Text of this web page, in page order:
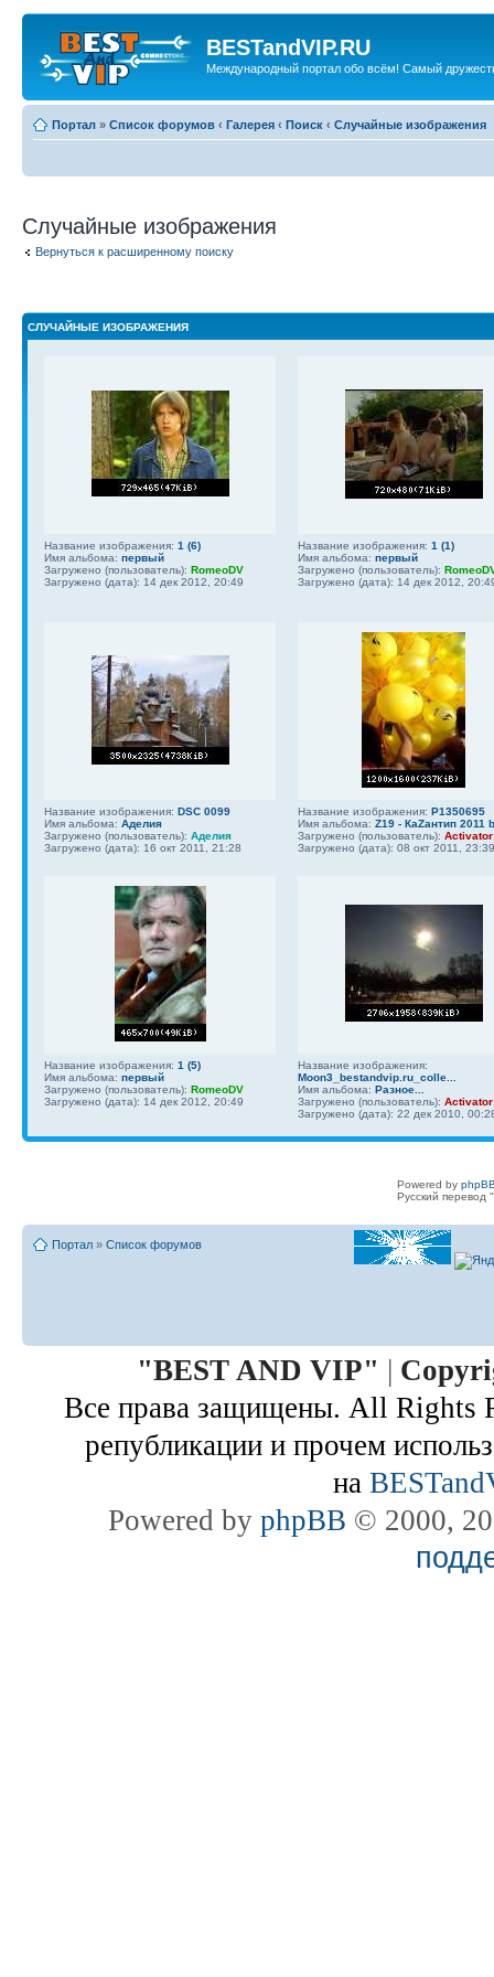
BESTandVIP.RU
Международный портал обо всём! Самый
Портал » Список форумов ‹ Галерея ‹ Поиск ‹ Случайные изображения
Случайные изображения
Вернуться к расширенному поиску
СЛУЧАЙНЫЕ ИЗОБРАЖЕНИЯ
Название изображения: 1 (6)
Имя альбома: первый
Загружено (пользователь): RomeoDV
Загружено (дата): 14 дек 2012, 20:49
Название изображения: 1 (1)
Имя альбома: первый
Загружено (пользователь):
Загружено (дата): 14 дек 2012,
Название изображения: DSC 0099
Имя альбома: Аделия
Загружено (пользователь): Аделия
Загружено (дата): 16 окт 2011, 21:28
Название изображения: P1350695
Имя альбома: Z19 - КаZантип 2011
Загружено (пользователь): Activator
Загружено (дата): 08 окт 2011, 23:39
Название изображения: 1 (5)
Имя альбома: первый
Загружено (пользователь): RomeoDV
Загружено (дата): 14 дек 2012, 20:49
Название изображения:
Moon3_bestandvip.ru_colle...
Имя альбома: Разное...
Загружено (пользователь): Activator
Загружено (дата): 22 дек 2010,
Powered by
Русский перевод
Портал » Список форумов
"BEST AND VIP" |
Все права защищены. All Rights
републикации и прочем
на
Powered by phpBB © 2000,